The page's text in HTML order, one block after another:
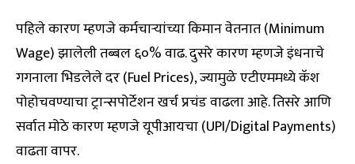
पहिले कारण म्हणजे कर्मचाऱ्यांच्या किमान वेतनात (Minimum
Wage) झालेली तब्बल ६०% वाढ. दुसरे कारण म्हणजे इंधनाचे
गगनाला भिडलेले दर (Fuel Prices), ज्यामुळे एटीएममध्ये कॅश
पोहोचवण्याचा ट्रान्सपोर्टेशन खर्च प्रचंड वाढला आहे. तिसरे आणि
सर्वात मोठे कारण म्हणजे यूपीआयचा (UPI/Digital Payments)
वाढता वापर.